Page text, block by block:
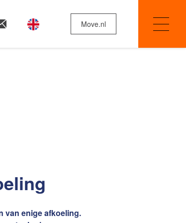
Move.nl
Onze diensten
van enige afkoeling.